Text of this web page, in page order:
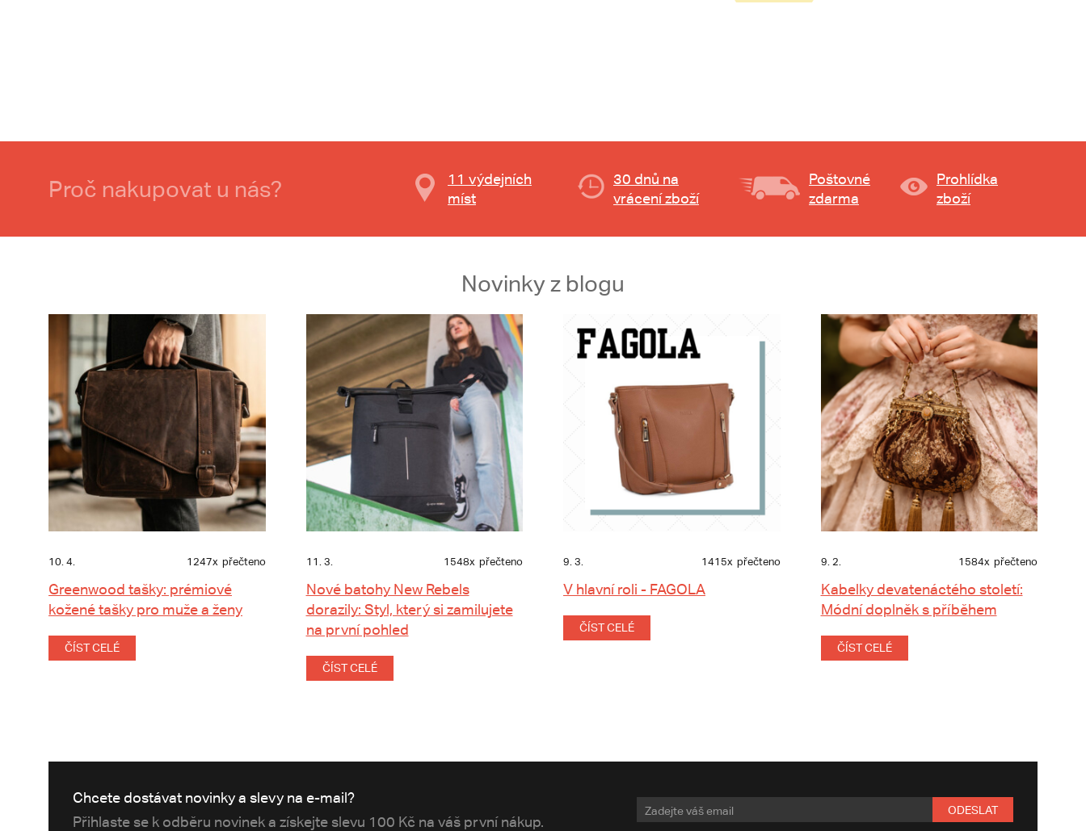
Proč nakupovat u nás?
11 výdejních
míst
30 dnů na
vrácení zboží
Poštovné
zdarma
Prohlídka
zboží
Novinky z blogu
10. 4. 1247x přečteno
Greenwood tašky: prémiové
kožené tašky pro muže a ženy
ČÍST CELÉ
11. 3. 1548x přečteno
Nové batohy New Rebels
dorazily: Styl, který si zamilujete
na první pohled
ČÍST CELÉ
9. 3. 1415x přečteno
V hlavní roli - FAGOLA
ČÍST CELÉ
9. 2. 1584x přečteno
Kabelky devatenáctého století:
Módní doplněk s příběhem
ČÍST CELÉ
Chcete dostávat novinky a slevy na e-mail?
Přihlaste se k odběru novinek a získejte slevu 100 Kč na váš první nákup.
ODESLAT